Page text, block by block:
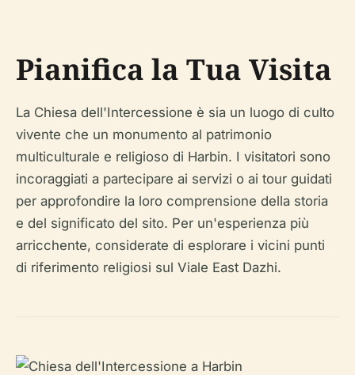
Pianifica la Tua Visita
La Chiesa dell'Intercessione è sia un luogo di culto
vivente che un monumento al patrimonio
multiculturale e religioso di Harbin. I visitatori sono
incoraggiati a partecipare ai servizi o ai tour guidati
per approfondire la loro comprensione della storia
e del significato del sito. Per un'esperienza più
arricchente, considerate di esplorare i vicini punti
di riferimento religiosi sul Viale East Dazhi.